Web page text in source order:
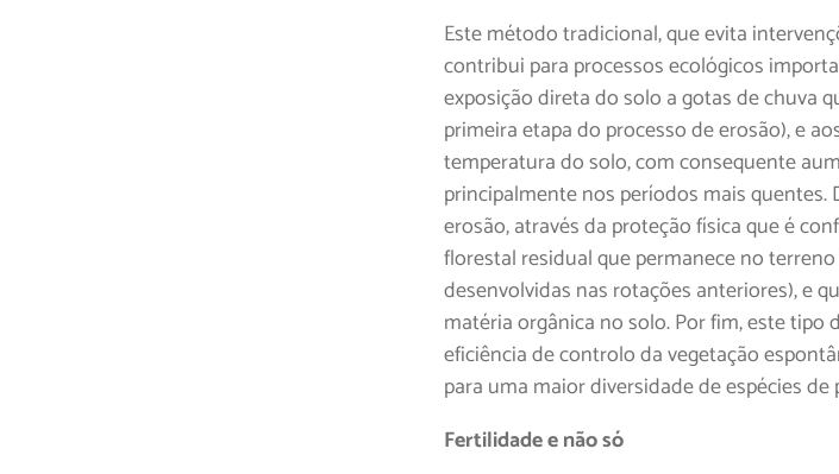
Este método tradicional, que evita
contribui para processos ecológicos
exposição direta do solo a gotas de chuva
primeira etapa do processo de erosão), e
temperatura do solo, com consequente
principalmente nos períodos mais
erosão, através da proteção física que é
florestal residual que permanece no
desenvolvidas nas rotações anteriores), e
matéria orgânica no solo. Por fim, este tipo
eficiência de controlo da vegetação
para uma maior diversidade de espécies
Fertilidade e não só